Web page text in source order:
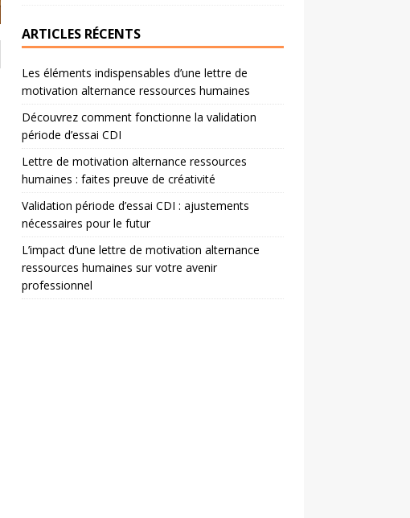
ARTICLES RÉCENTS
Les éléments indispensables d’une lettre de
motivation alternance ressources humaines
Découvrez comment fonctionne la validation
période d’essai CDI
Lettre de motivation alternance ressources
humaines : faites preuve de créativité
Validation période d’essai CDI : ajustements
nécessaires pour le futur
L’impact d’une lettre de motivation alternance
ressources humaines sur votre avenir
professionnel